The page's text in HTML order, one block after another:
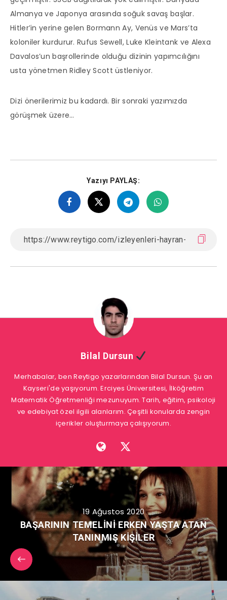
Almanya ve Japonya arasında soğuk savaş başlar.
Hitler’in yerine gelen Bormann Ay, Venüs ve Mars’ta
koloniler kurdurur. Rufus Sewell, Luke Kleintank ve Alexa
Davalos’un başrollerinde olduğu dizinin yapımcılığını
usta yönetmen Ridley Scott üstleniyor.
Dizi önerilerimiz bu kadardı. Bir sonraki yazımızda
görüşmek üzere…
Yazıyı PAYLAŞ:
Bilal Dursun
Merhabalar, ben Reytigo yazarlarından Bilal Dursun. Şu an
Kayseri'de yaşıyorum. Erciyes Üniversitesi, İlköğretim
Matematik Öğretmenliği mezunuyum. Tarih, eğitim, psikoloji
ve edebiyat özel ilgili alanlarım. Çeşitli konularda zengin
içerikler oluşturmaya çalışıyorum.
19 Ağustos 2020
BAŞARININ TEMELİNİ ERKEN YAŞTA ATAN
TANINMIŞ KİŞİLER